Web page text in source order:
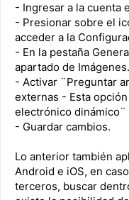
- Ingresar a la cuenta
- Presionar sobre el
acceder a la
- En la pestaña
apartado de Imágenes.
- Activar ¨Preguntar
externas - Esta
electrónico dinámico¨
- Guardar cambios.
Lo anterior también
Android e iOS, en
terceros, buscar